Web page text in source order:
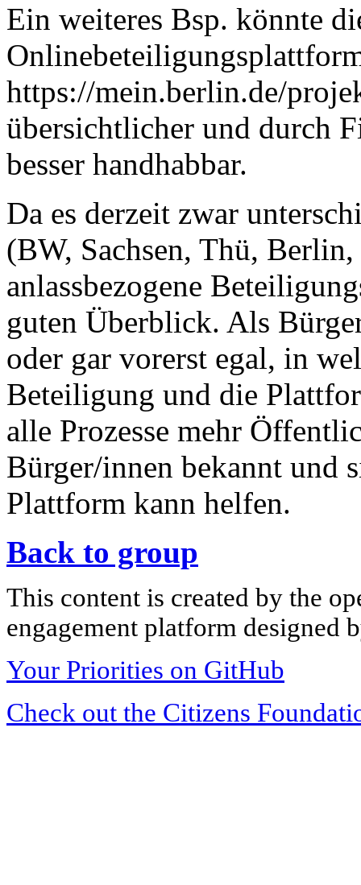
Ein weiteres Bsp. könnte
https://mein.berlin.de/
übersichtlicher und durch
besser handhabbar.
Da es derzeit zwar
(BW, Sachsen, Thü,
anlassbezogene
guten Überblick. Als
oder gar vorerst egal, in
Beteiligung und die
alle Prozesse mehr
Bürger/innen bekannt und
Plattform kann helfen.
Back to group
This content is created by the
engagement platform designed
Your Priorities on GitHub
Check out the Citizens